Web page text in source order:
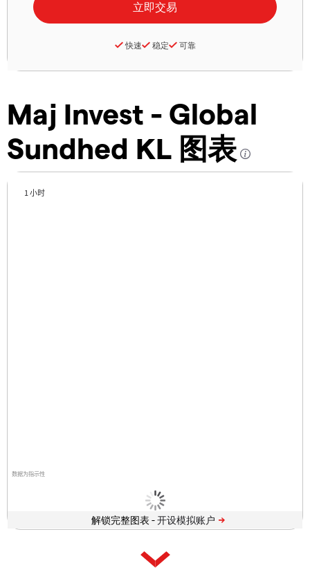
Maj Invest - Global
Sundhed KL 图表
数据为指示性
1 小时
解锁完整图表 -
快速 稳定 可靠